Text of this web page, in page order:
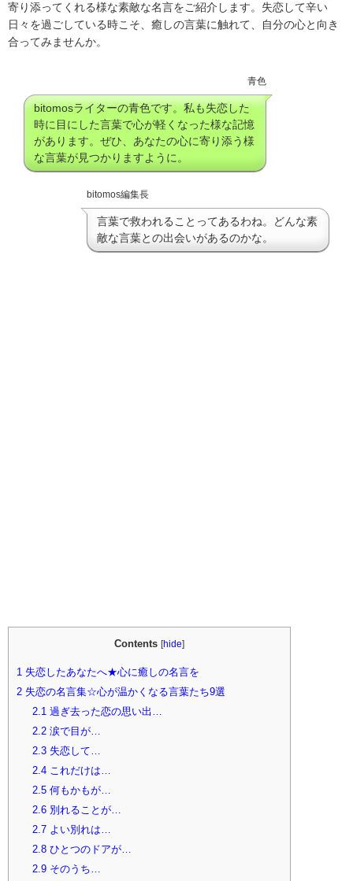
寄り添ってくれる様な素敵な名言をご紹介します。失恋して辛い
日々を過ごしている時こそ、癒しの言葉に触れて、自分の心と向き
合ってみませんか。
青色
bitomosライターの青色です。私も失恋した
時に目にした言葉で心が軽くなった様な記憶
があります。ぜひ、あなたの心に寄り添う様
な言葉が見つかりますように。
bitomos編集長
言葉で救われることってあるわね。どんな素
敵な言葉との出会いがあるのかな。
Contents [hide]
1 失恋したあなたへ★心に癒しの名言を
2 失恋の名言集☆心が温かくなる言葉たち9選
2.1過ぎ去った恋の思い出…
2.2涙で目が…
2.3失恋して…
2.4これだけは…
2.5何もかもが…
2.6別れることが…
2.7よい別れは…
2.8ひとつのドアが…
2.9そのうち…